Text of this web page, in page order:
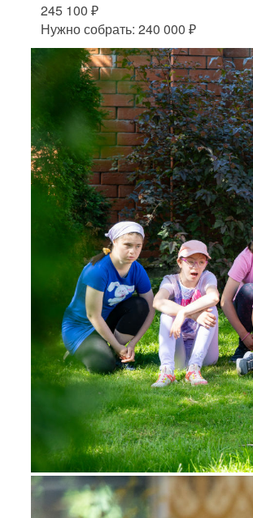
245 100 ₽
Нужно собрать: 240 000 ₽